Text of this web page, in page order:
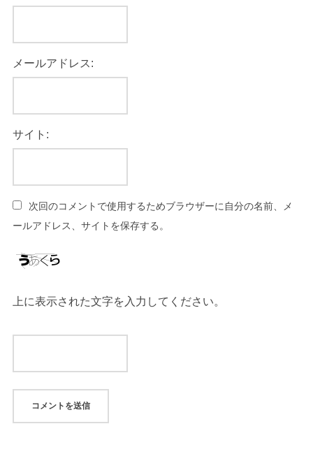
メールアドレス:
サイト:
次回のコメントで使用するためブラウザーに自分の名前、メ
ールアドレス、サイトを保存する。
上に表示された文字を入力してください。